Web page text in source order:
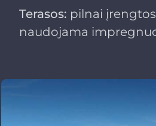
Terasos: pilnai
naudojama